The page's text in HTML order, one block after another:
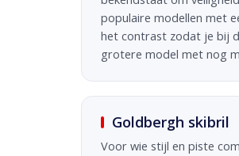
populaire modellen met
het contrast zodat je bij
grotere model met nog
Goldbergh skibril
Voor wie stijl en piste